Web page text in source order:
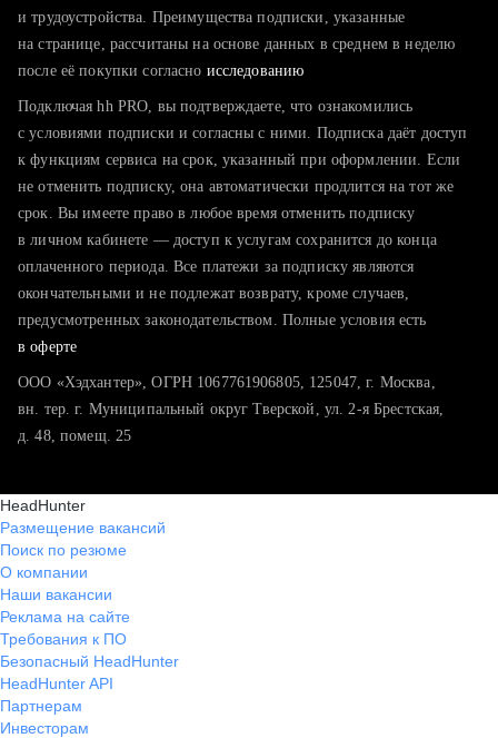
тратите много времени на поиск и вручную поднимаете
хотите сравнить себя с конкурентами и оценить шансы
и трудоустройства. Преимущества подписки, указанные
на странице, рассчитаны на основе данных в среднем в неделю
после её покупки согласно исследованию
Подключая hh PRO, вы подтверждаете, что ознакомились
с условиями подписки и согласны с ними. Подписка даёт доступ
к функциям сервиса на срок, указанный при оформлении. Если
не отменить подписку, она автоматически продлится на тот же
срок. Вы имеете право в любое время отменить подписку
в личном кабинете — доступ к услугам сохранится до конца
оплаченного периода. Все платежи за подписку являются
окончательными и не подлежат возврату, кроме случаев,
предусмотренных законодательством. Полные условия есть
в оферте
ООО «Хэдхантер», ОГРН 1067761906805, 125047, г. Москва,
вн. тер. г. Муниципальный округ Тверской, ул. 2-я Брестская,
д. 48, помещ. 25
HeadHunter
Размещение вакансий
Поиск по резюме
О компании
Наши вакансии
Реклама на сайте
Требования к ПО
Безопасный HeadHunter
HeadHunter API
Партнерам
Инвесторам